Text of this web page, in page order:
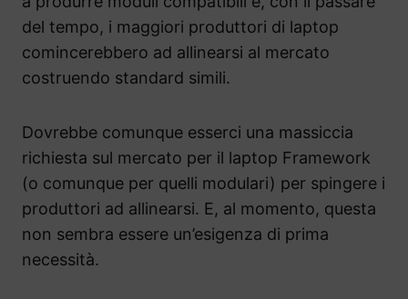
del tempo, i maggiori produttori di laptop
comincerebbero ad allinearsi al mercato
costruendo standard simili.
Dovrebbe comunque esserci una massiccia
richiesta sul mercato per il laptop Framework
(o comunque per quelli modulari) per spingere i
produttori ad allinearsi. E, al momento, questa
non sembra essere un’esigenza di prima
necessità.